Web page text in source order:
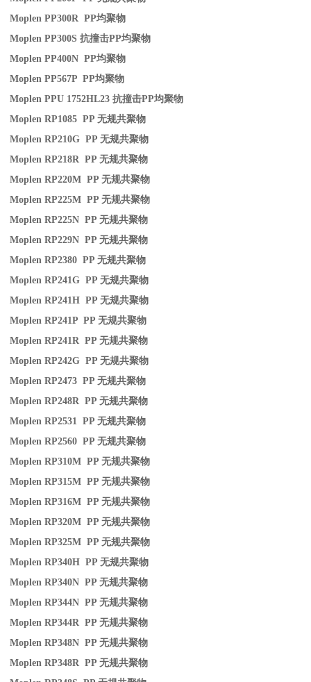
Moplen PP300R PP均聚物
Moplen PP300S抗撞击PP均聚物
Moplen PP400N PP均聚物
Moplen PP567P PP均聚物
Moplen PPU 1752HL23抗撞击PP均聚物
Moplen RP1085 PP无规共聚物
Moplen RP210G PP无规共聚物
Moplen RP218R PP无规共聚物
Moplen RP220M PP无规共聚物
Moplen RP225M PP无规共聚物
Moplen RP225N PP无规共聚物
Moplen RP229N PP无规共聚物
Moplen RP2380 PP无规共聚物
Moplen RP241G PP无规共聚物
Moplen RP241H PP无规共聚物
Moplen RP241P PP无规共聚物
Moplen RP241R PP无规共聚物
Moplen RP242G PP无规共聚物
Moplen RP2473 PP无规共聚物
Moplen RP248R PP无规共聚物
Moplen RP2531 PP无规共聚物
Moplen RP2560 PP无规共聚物
Moplen RP310M PP无规共聚物
Moplen RP315M PP无规共聚物
Moplen RP316M PP无规共聚物
Moplen RP320M PP无规共聚物
Moplen RP325M PP无规共聚物
Moplen RP340H PP无规共聚物
Moplen RP340N PP无规共聚物
Moplen RP344N PP无规共聚物
Moplen RP344R PP无规共聚物
Moplen RP348N PP无规共聚物
Moplen RP348R PP无规共聚物